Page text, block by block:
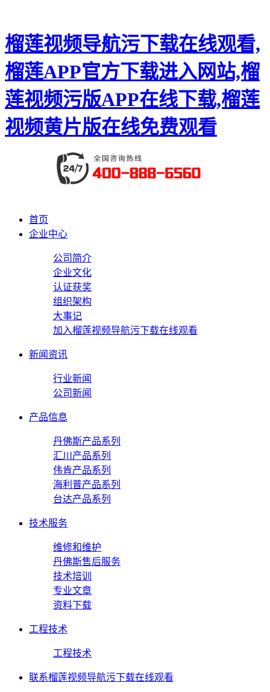
榴莲视频导航污下载在线观看,
榴莲APP官方下载进入网站,榴
莲视频污版APP在线下载,榴莲
视频黄片版在线免费观看
首页
企业中心
公司简介
企业文化
认证获奖
组织架构
大事记
加入榴莲视频导航污下载在线观看
新闻资讯
行业新闻
公司新闻
产品信息
丹佛斯产品系列
汇川产品系列
伟肯产品系列
海利普产品系列
台达产品系列
技术服务
维修和维护
丹佛斯售后服务
技术培训
专业文章
资料下载
工程技术
工程技术
联系榴莲视频导航污下载在线观看